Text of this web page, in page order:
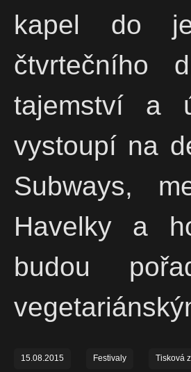
kapel do
čtvrtečního
tajemství a
vystoupí na
Subways,
Havelky a
budou
15.08.2015 Festivaly Tisková